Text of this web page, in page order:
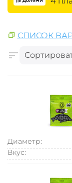
СПИСОК
Диаметр:
Вкус: